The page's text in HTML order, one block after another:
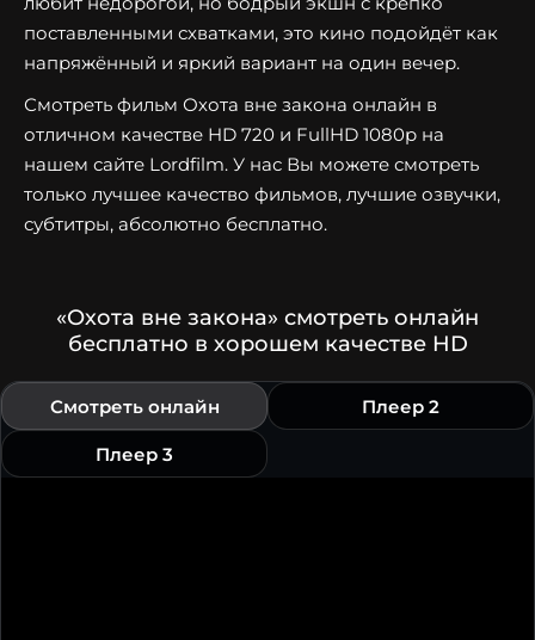
поставленными схватками, это кино подойдёт как
напряжённый и яркий вариант на один вечер.
Смотреть фильм Охота вне закона онлайн в
отличном качестве HD 720 и FullHD 1080p на
нашем сайте Lordfilm. У нас Вы можете смотреть
только лучшее качество фильмов, лучшие озвучки,
субтитры, абсолютно бесплатно.
«Охота вне закона» смотреть онлайн
бесплатно в хорошем качестве HD
Смотреть онлайн Плеер 2
Плеер 3